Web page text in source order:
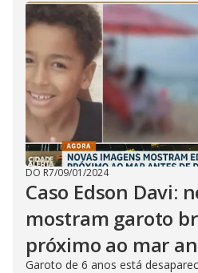
DO R7/09/01/2024
Caso Edson Davi:
mostram garoto
próximo ao mar
Garoto de 6 anos está